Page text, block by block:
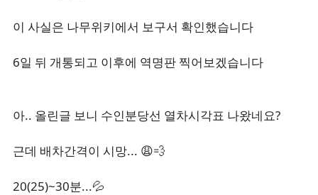
이 사실은 나무위키에서 보구서 확인했습니다
6일 뒤 개통되고 이후에 역명판 찍어보겠습니다
아.. 올린글 보니 수인분당선 열차시각표 나왔네요?
근데 배차간격이 시망... 😩💨
20(25)~30분...💦